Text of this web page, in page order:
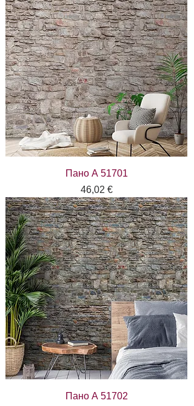
Пано А 51701
Цена
46,02 €
Пано А 51702